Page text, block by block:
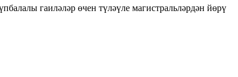
гаиләләр өчен түләүле магистральләрдән йөрү